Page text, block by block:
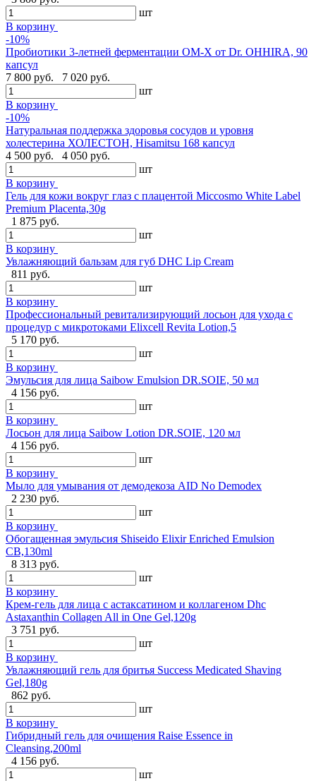
шт
В корзину
-10%
Пробиотики 3-летней ферментации OM-X от Dr. OHHIRA, 90
капсул
7 800 руб.
7 020 руб.
шт
В корзину
-10%
Натуральная поддержка здоровья сосудов и уровня
холестерина ХОЛЕСТОН, Hisamitsu 168 капсул
4 500 руб.
4 050 руб.
шт
В корзину
Гель для кожи вокруг глаз с плацентой Miccosmo White Label
Premium Placenta,30g
1 875 руб.
шт
В корзину
Увлажняющий бальзам для губ DHC Lip Cream
811 руб.
шт
В корзину
Профессиональный ревитализирующий лосьон для ухода с
процедур с микротоками Elixcell Revita Lotion,5
5 170 руб.
шт
В корзину
Эмульсия для лица Saibow Emulsion DR.SOIE, 50 мл
4 156 руб.
шт
В корзину
Лосьон для лица Saibow Lotion DR.SOIE, 120 мл
4 156 руб.
шт
В корзину
Мыло для умывания от демодекоза AID No Demodex
2 230 руб.
шт
В корзину
Обогащенная эмульсия Shiseido Elixir Enriched Emulsion
CB,130ml
8 313 руб.
шт
В корзину
Крем-гель для лица с астаксатином и коллагеном Dhc
Astaxanthin Collagen All in One Gel,120g
3 751 руб.
шт
В корзину
Увлажняющий гель для бритья Success Medicated Shaving
Gel,180g
862 руб.
шт
В корзину
Гибридный гель для очищения Raise Essence in
Cleansing,200ml
4 156 руб.
шт